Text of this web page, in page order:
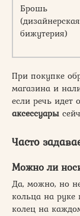
Брошь
(дизайнерская
бижутерия)
При покупке
магазина и
если речь идет
аксессуары
Часто
Можно ли
Да, можно, но
кольца на руке
колец на